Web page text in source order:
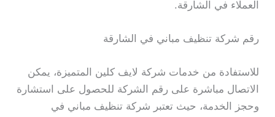
العملاء في الشارقة.
رقم شركة تنظيف مباني في الشارقة
للاستفادة من خدمات شركة لايف كلين المتميزة، يمكن
الاتصال مباشرة على رقم الشركة للحصول على استشارة
وحجز الخدمة، حيث تعتبر شركة تنظيف مباني في